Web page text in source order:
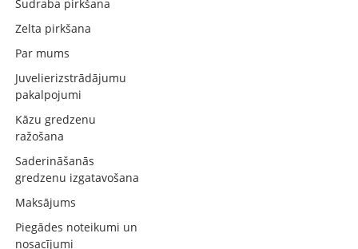
Sudraba pirkšana
Zelta pirkšana
Par mums
Juvelierizstrādājumu
pakalpojumi
Kāzu gredzenu
ražošana
Saderināšanās
gredzenu izgatavošana
Maksājums
Piegādes noteikumi un
nosacījumi